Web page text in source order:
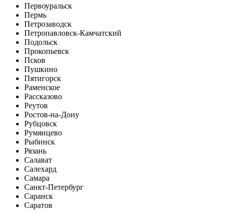
Первоуральск
Пермь
Петрозаводск
Петропавловск-Камчатский
Подольск
Прокопьевск
Псков
Пушкино
Пятигорск
Раменское
Рассказово
Реутов
Ростов-на-Дону
Рубцовск
Румянцево
Рыбинск
Рязань
Салават
Салехард
Самара
Санкт-Петербург
Саранск
Саратов